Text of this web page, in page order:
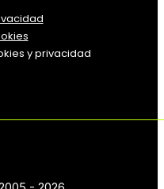
y privacidad